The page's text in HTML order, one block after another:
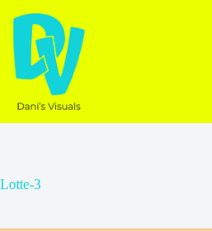
naar
inhoud
Lotte-3